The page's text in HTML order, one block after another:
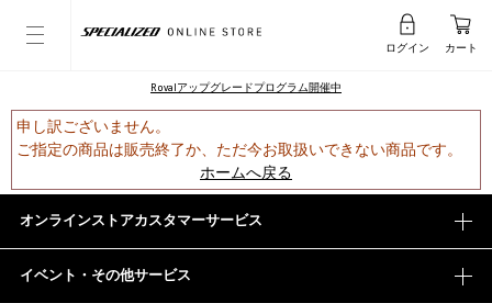
ログイン カート
Rovalアップグレードプログラム開催中
申し訳ございません。
ご指定の商品は販売終了か、ただ今お取扱いできない商品です。
ホームへ戻る
オンラインストアカスタマーサービス
イベント・その他サービス